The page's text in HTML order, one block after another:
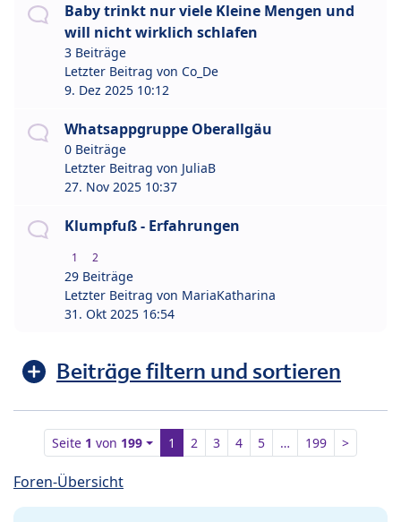
Baby trinkt nur viele Kleine Mengen und
will nicht wirklich schlafen
3 Beiträge
Letzter Beitrag von Co_De
9. Dez 2025 10:12
Whatsappgruppe Oberallgäu
0 Beiträge
Letzter Beitrag von JuliaB
27. Nov 2025 10:37
Klumpfuß - Erfahrungen
1 2
29 Beiträge
Letzter Beitrag von MariaKatharina
31. Okt 2025 16:54
Beiträge filtern und sortieren
Seite 1 von 199 1 2 3 4 5 … 199 >
Foren-Übersicht